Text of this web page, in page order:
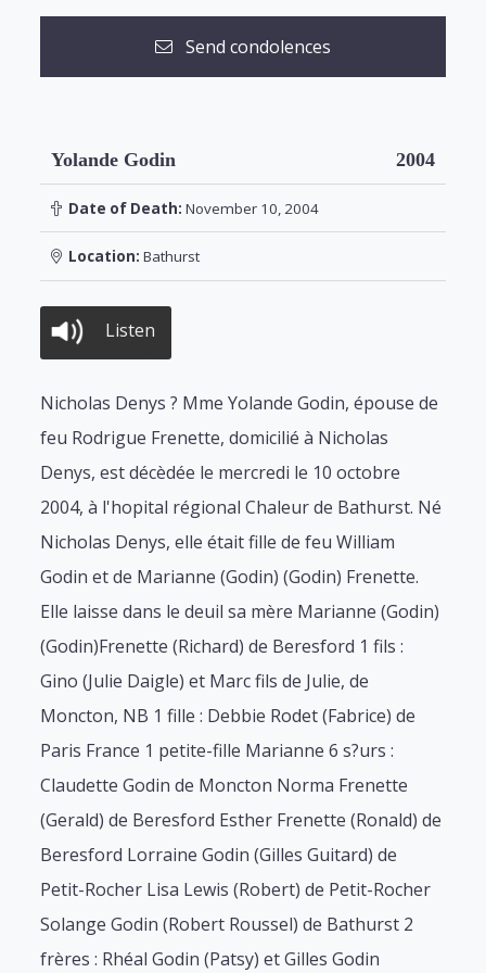
Send condolences
Yolande Godin 2004
Date of Death: November 10, 2004
Location: Bathurst
Listen
Nicholas Denys ? Mme Yolande Godin, épouse de
feu Rodrigue Frenette, domicilié à Nicholas
Denys, est décèdée le mercredi le 10 octobre
2004, à l'hopital régional Chaleur de Bathurst. Né
Nicholas Denys, elle était fille de feu William
Godin et de Marianne (Godin) (Godin) Frenette.
Elle laisse dans le deuil sa mère Marianne (Godin)
(Godin)Frenette (Richard) de Beresford 1 fils :
Gino (Julie Daigle) et Marc fils de Julie, de
Moncton, NB 1 fille : Debbie Rodet (Fabrice) de
Paris France 1 petite-fille Marianne 6 s?urs :
Claudette Godin de Moncton Norma Frenette
(Gerald) de Beresford Esther Frenette (Ronald) de
Beresford Lorraine Godin (Gilles Guitard) de
Petit-Rocher Lisa Lewis (Robert) de Petit-Rocher
Solange Godin (Robert Roussel) de Bathurst 2
frères : Rhéal Godin (Patsy) et Gilles Godin